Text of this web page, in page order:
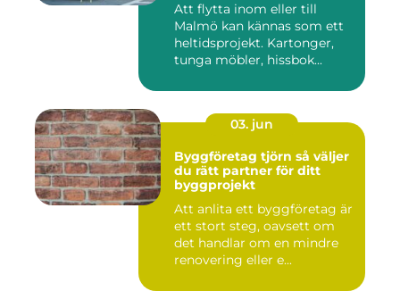
Att flytta inom eller till
Malmö kan kännas som ett
heltidsprojekt. Kartonger,
tunga möbler, hissbok...
03. jun
Byggföretag tjörn så väljer
du rätt partner för ditt
byggprojekt
Att anlita ett byggföretag är
ett stort steg, oavsett om
det handlar om en mindre
renovering eller e...